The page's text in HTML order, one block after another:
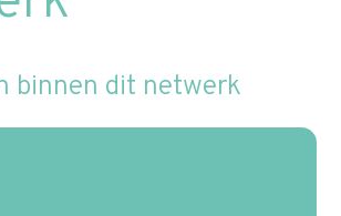
binnen dit netwerk